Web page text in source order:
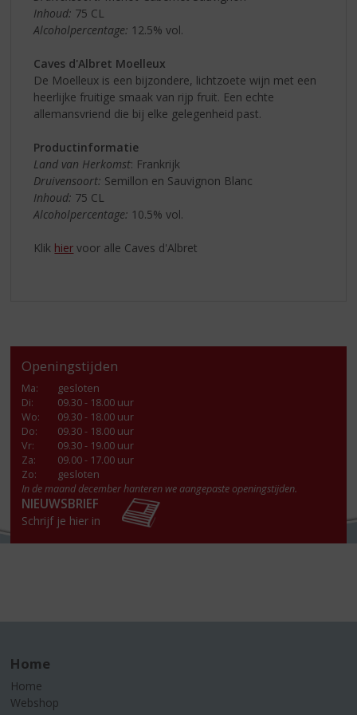
Inhoud: 75 CL
Alcoholpercentage: 12.5% vol.
Caves d'Albret Moelleux
De Moelleux is een bijzondere, lichtzoete wijn met een
heerlijke fruitige smaak van rijp fruit. Een echte
allemansvriend die bij elke gelegenheid past.
Productinformatie
Land van Herkomst: Frankrijk
Druivensoort: Semillon en Sauvignon Blanc
Inhoud: 75 CL
Alcoholpercentage: 10.5% vol.
Klik hier voor alle Caves d'Albret
Openingstijden
Ma:
gesloten
Di:
09.30 - 18.00 uur
Wo:
09.30 - 18.00 uur
Do:
09.30 - 18.00 uur
Vr:
09.30 - 19.00 uur
Za:
09.00 - 17.00 uur
Zo:
gesloten
In de maand december hanteren we aangepaste openingstijden.
NIEUWSBRIEF
Schrijf je hier in
Home
Home
Webshop